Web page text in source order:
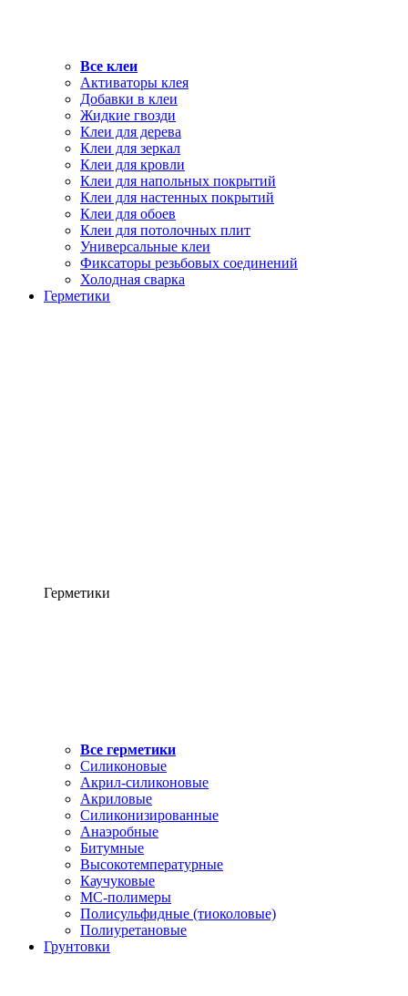
Все клеи
Активаторы клея
Добавки в клеи
Жидкие гвозди
Клеи для дерева
Клеи для зеркал
Клеи для кровли
Клеи для напольных покрытий
Клеи для настенных покрытий
Клеи для обоев
Клеи для потолочных плит
Универсальные клеи
Фиксаторы резьбовых соединений
Холодная сварка
Герметики
Герметики
Все герметики
Силиконовые
Акрил-силиконовые
Акриловые
Силиконизированные
Анаэробные
Битумные
Высокотемпературные
Каучуковые
МС-полимеры
Полисульфидные (тиоколовые)
Полиуретановые
Грунтовки